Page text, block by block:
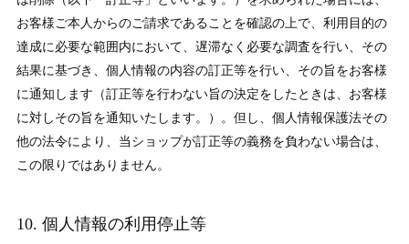
お客様ご本人からのご請求であることを確認の上で、利用目的の
達成に必要な範囲内において、遅滞なく必要な調査を行い、その
結果に基づき、個人情報の内容の訂正等を行い、その旨をお客様
に通知します（訂正等を行わない旨の決定をしたときは、お客様
に対しその旨を通知いたします。）。但し、個人情報保護法その
他の法令により、当ショップが訂正等の義務を負わない場合は、
この限りではありません。
10. 個人情報の利用停止等